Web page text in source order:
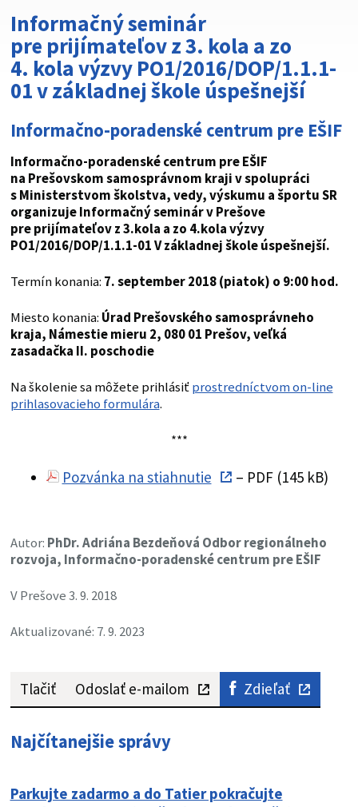
Informačný seminár
pre prijímateľov z 3. kola a zo
4. kola výzvy PO1/2016/DOP/1.1.1-
01 v základnej škole úspešnejší
Informačno-poradenské centrum pre EŠIF
Informačno-poradenské centrum pre EŠIF
na Prešovskom samosprávnom kraji v spolupráci
s Ministerstvom školstva, vedy, výskumu a športu SR
organizuje Informačný seminár v Prešove
pre prijímateľov z 3.kola a zo 4.kola výzvy
PO1/2016/DOP/1.1.1-01 V základnej škole úspešnejší.
Termín konania: 7. september 2018 (piatok) o 9:00 hod.
Miesto konania: Úrad Prešovského samosprávneho
kraja, Námestie mieru 2, 080 01 Prešov, veľká
zasadačka II. poschodie
Na školenie sa môžete prihlásiťprostredníctvom on-line
prihlasovacieho formulára.
***
Pozvánka na stiahnutie – PDF (145 kB)
Autor: PhDr. Adriána Bezdeňová Odbor regionálneho
rozvoja, Informačno-poradenské centrum pre EŠIF
V Prešove 3. 9. 2018
Aktualizované: 7. 9. 2023
Tlačiť Odoslať e-mailom Zdieľať
Najčítanejšie správy
Parkujte zadarmo a do Tatier pokračujte